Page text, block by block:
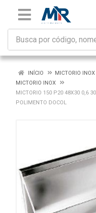
INÍCIO
MICTORIO INOX
MICTORIO INOX
MICTORIO 150 P20 48X30 0,6
POLIMENTO DOCOL